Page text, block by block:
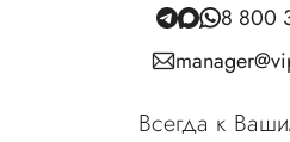
8 800
Всегда к